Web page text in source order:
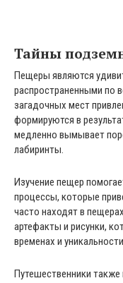
Тайны
Пещеры являются
распространенными по
загадочных мест
формируются в
медленно вымывает
лабиринты.
Изучение пещер
процессы, которые
часто находят в
артефакты и рисунки,
временах и
Путешественники